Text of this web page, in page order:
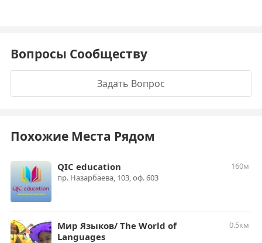
Вопросы Сообществу
Задать Вопрос
Похожие Места Рядом
QIC education
160м
пр. Назарбаева, 103, оф. 603
Мир Языков/ The World of
Languages
0.5км